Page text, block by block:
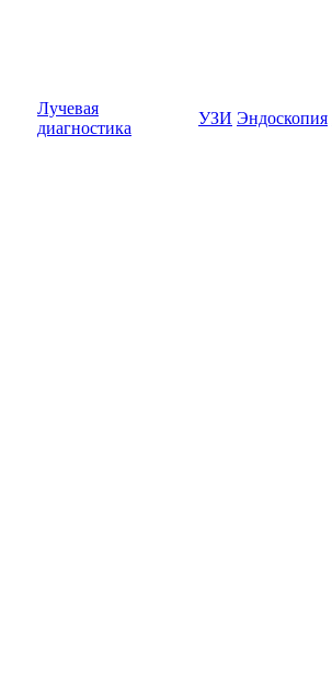
Лучевая
диагностика
УЗИ Эндоскопия